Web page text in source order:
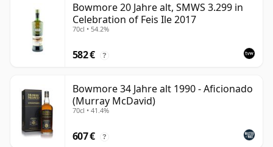
Bowmore 20 Jahre alt, SMWS 3.299 in
Celebration of Feis Ile 2017
70cl • 54.2%
582 € ?
Bowmore 34 Jahre alt 1990 - Aficionado
(Murray McDavid)
70cl • 41.4%
607 € ?